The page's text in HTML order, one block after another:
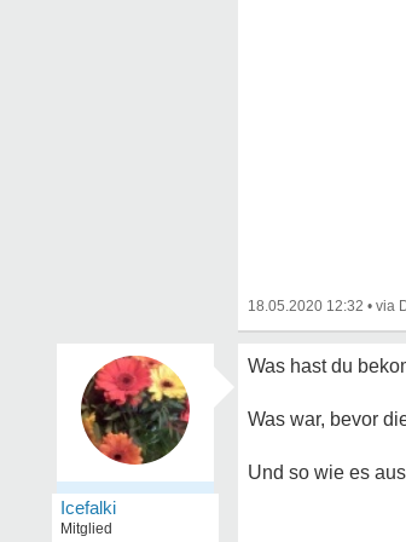
18.05.2020 12:32 •
Icefalki
Mitglied
Was hast du
Was war, bevor
Und so wie es